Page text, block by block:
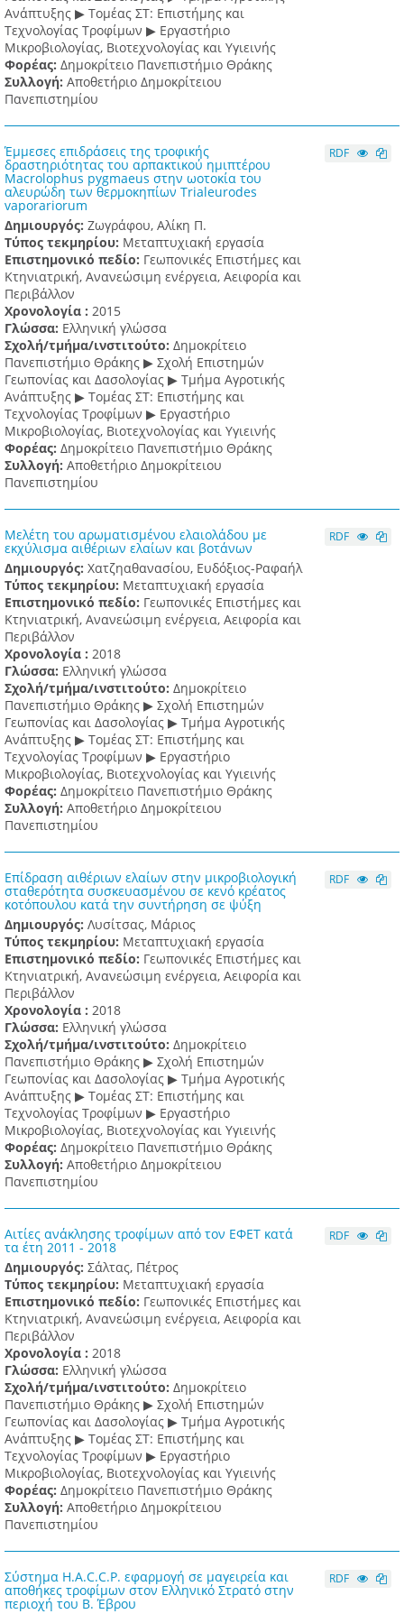
Ανάπτυξης ▶ Τομέας ΣΤ: Επιστήμης και
Τεχνολογίας Τροφίμων ▶ Εργαστήριο
Μικροβιολογίας, Βιοτεχνολογίας και Υγιεινής
Φορέας: Δημοκρίτειο Πανεπιστήμιο Θράκης
Συλλογή: Αποθετήριο Δημοκρίτειου
Πανεπιστημίου
Έμμεσες επιδράσεις της τροφικής
δραστηριότητας του αρπακτικού ημιπτέρου
Macrolophus pygmaeus στην ωοτοκία του
αλευρώδη των θερμοκηπίων Trialeurodes
vaporariorum
Δημιουργός: Ζωγράφου, Αλίκη Π.
Τύπος τεκμηρίου: Μεταπτυχιακή εργασία
Επιστημονικό πεδίο: Γεωπονικές Επιστήμες και
Κτηνιατρική, Ανανεώσιμη ενέργεια, Αειφορία και
Περιβάλλον
Χρονολογία : 2015
Γλώσσα: Ελληνική γλώσσα
Σχολή/τμήμα/ινστιτούτο: Δημοκρίτειο
Πανεπιστήμιο Θράκης ▶ Σχολή Επιστημών
Γεωπονίας και Δασολογίας ▶ Τμήμα Αγροτικής
Ανάπτυξης ▶ Τομέας ΣΤ: Επιστήμης και
Τεχνολογίας Τροφίμων ▶ Εργαστήριο
Μικροβιολογίας, Βιοτεχνολογίας και Υγιεινής
Φορέας: Δημοκρίτειο Πανεπιστήμιο Θράκης
Συλλογή: Αποθετήριο Δημοκρίτειου
Πανεπιστημίου
RDF
Μελέτη του αρωματισμένου ελαιολάδου με
εκχύλισμα αιθέριων ελαίων και βοτάνων
Δημιουργός: Χατζηαθανασίου, Ευδόξιος-Ραφαήλ
Τύπος τεκμηρίου: Μεταπτυχιακή εργασία
Επιστημονικό πεδίο: Γεωπονικές Επιστήμες και
Κτηνιατρική, Ανανεώσιμη ενέργεια, Αειφορία και
Περιβάλλον
Χρονολογία : 2018
Γλώσσα: Ελληνική γλώσσα
Σχολή/τμήμα/ινστιτούτο: Δημοκρίτειο
Πανεπιστήμιο Θράκης ▶ Σχολή Επιστημών
Γεωπονίας και Δασολογίας ▶ Τμήμα Αγροτικής
Ανάπτυξης ▶ Τομέας ΣΤ: Επιστήμης και
Τεχνολογίας Τροφίμων ▶ Εργαστήριο
Μικροβιολογίας, Βιοτεχνολογίας και Υγιεινής
Φορέας: Δημοκρίτειο Πανεπιστήμιο Θράκης
Συλλογή: Αποθετήριο Δημοκρίτειου
Πανεπιστημίου
RDF
Επίδραση αιθέριων ελαίων στην μικροβιολογική
σταθερότητα συσκευασμένου σε κενό κρέατος
κοτόπουλου κατά την συντήρηση σε ψύξη
Δημιουργός: Λυσίτσας, Μάριος
Τύπος τεκμηρίου: Μεταπτυχιακή εργασία
Επιστημονικό πεδίο: Γεωπονικές Επιστήμες και
Κτηνιατρική, Ανανεώσιμη ενέργεια, Αειφορία και
Περιβάλλον
Χρονολογία : 2018
Γλώσσα: Ελληνική γλώσσα
Σχολή/τμήμα/ινστιτούτο: Δημοκρίτειο
Πανεπιστήμιο Θράκης ▶ Σχολή Επιστημών
Γεωπονίας και Δασολογίας ▶ Τμήμα Αγροτικής
Ανάπτυξης ▶ Τομέας ΣΤ: Επιστήμης και
Τεχνολογίας Τροφίμων ▶ Εργαστήριο
Μικροβιολογίας, Βιοτεχνολογίας και Υγιεινής
Φορέας: Δημοκρίτειο Πανεπιστήμιο Θράκης
Συλλογή: Αποθετήριο Δημοκρίτειου
Πανεπιστημίου
RDF
Αιτίες ανάκλησης τροφίμων από τον ΕΦΕΤ κατά
τα έτη 2011 - 2018
Δημιουργός: Σάλτας, Πέτρος
Τύπος τεκμηρίου: Μεταπτυχιακή εργασία
Επιστημονικό πεδίο: Γεωπονικές Επιστήμες και
Κτηνιατρική, Ανανεώσιμη ενέργεια, Αειφορία και
Περιβάλλον
Χρονολογία : 2018
Γλώσσα: Ελληνική γλώσσα
Σχολή/τμήμα/ινστιτούτο: Δημοκρίτειο
Πανεπιστήμιο Θράκης ▶ Σχολή Επιστημών
Γεωπονίας και Δασολογίας ▶ Τμήμα Αγροτικής
Ανάπτυξης ▶ Τομέας ΣΤ: Επιστήμης και
Τεχνολογίας Τροφίμων ▶ Εργαστήριο
Μικροβιολογίας, Βιοτεχνολογίας και Υγιεινής
Φορέας: Δημοκρίτειο Πανεπιστήμιο Θράκης
Συλλογή: Αποθετήριο Δημοκρίτειου
Πανεπιστημίου
RDF
Σύστημα H.A.C.C.P. εφαρμογή σε μαγειρεία και
αποθήκες τροφίμων στον Ελληνικό Στρατό στην
περιοχή του Β. Έβρου
RDF